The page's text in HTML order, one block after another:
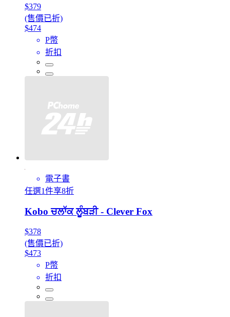
$379
(售價已折)
$474
P幣
折扣
電子書
任選1件享8折
Kobo ਚਲਾੱਕ ਲੂੰਬੜੀ - Clever Fox
$378
(售價已折)
$473
P幣
折扣